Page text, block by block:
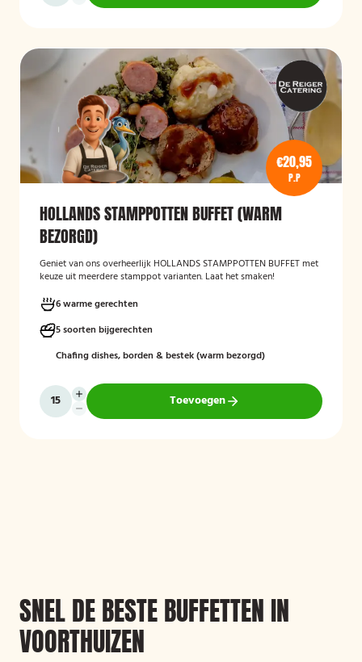
€20,95
P.P
HOLLANDS STAMPPOTTEN BUFFET (WARM
BEZORGD)
Geniet van ons overheerlijk HOLLANDS STAMPPOTTEN BUFFET met
keuze uit meerdere stamppot varianten. Laat het smaken!
6 warme gerechten
5 soorten bijgerechten
Chafing dishes, borden & bestek (warm bezorgd)
Toevoegen
SNEL DE BESTE BUFFETTEN IN
VOORTHUIZEN